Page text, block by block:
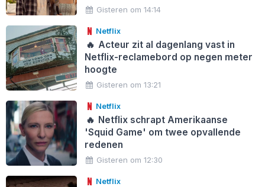
Gisteren om 14:14
Netflix
🔥 Acteur zit al dagenlang vast in
Netflix-reclamebord op negen meter
hoogte
Gisteren om 13:21
Netflix
🔥 Netflix schrapt Amerikaanse
'Squid Game' om twee opvallende
redenen
Gisteren om 12:30
Netflix